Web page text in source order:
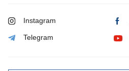
Instagram
Telegram